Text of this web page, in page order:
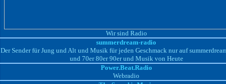
Wir sind Radio
summerdream-radio
Der Sender für Jung und Alt und Musik für jeden Geschmack nur auf
und 70er 80er 90er und Musik von Heute
Power.Beat.Radio
Webradio